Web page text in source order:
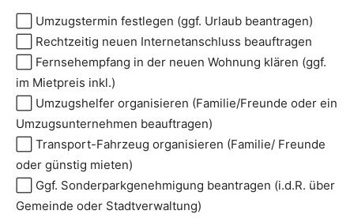
⬜ Umzugstermin festlegen (ggf. Urlaub beantragen)
⬜ Rechtzeitig neuen Internetanschluss beauftragen
⬜ Fernsehempfang in der neuen Wohnung klären (ggf.
im Mietpreis inkl.)
⬜ Umzugshelfer organisieren (Familie/Freunde oder ein
Umzugsunternehmen beauftragen)
⬜ Transport-Fahrzeug organisieren (Familie/ Freunde
oder günstig mieten)
⬜ Ggf. Sonderparkgenehmigung beantragen (i.d.R. über
Gemeinde oder Stadtverwaltung)